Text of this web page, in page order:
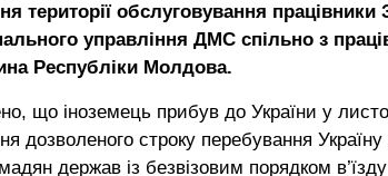
території обслуговування
управління ДМС спільно з
Республіки Молдова.
що іноземець прибув до України у
дозволеного строку перебування
держав із безвізовим порядком